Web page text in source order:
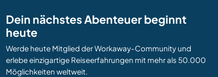
Dein nächstes Abenteuer beginnt
heute
Werde heute Mitglied der Workaway-Community und
erlebe einzigartige Reiseerfahrungen mit mehr als 50.000
Möglichkeiten weltweit.